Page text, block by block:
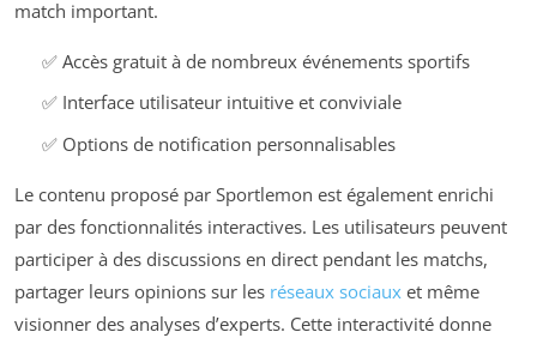
match important.
✅ Accès gratuit à de nombreux événements sportifs
✅ Interface utilisateur intuitive et conviviale
✅ Options de notification personnalisables
Le contenu proposé par Sportlemon est également enrichi
par des fonctionnalités interactives. Les utilisateurs peuvent
participer à des discussions en direct pendant les matchs,
partager leurs opinions sur les réseaux sociaux et même
visionner des analyses d’experts. Cette interactivité donne